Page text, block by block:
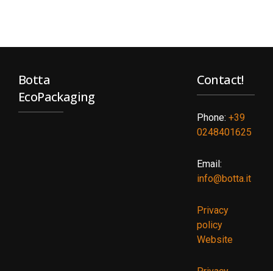
Botta
EcoPackaging
Contact!
Phone: +39
0248401625
Email:
info@botta.it
Privacy
policy
Website